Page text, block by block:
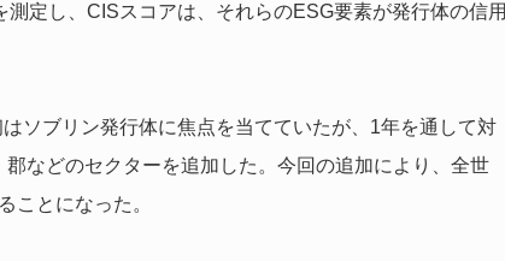
定し、CISスコアは、それらのESG要素が発行体の信用
ソブリン発行体に焦点を当てていたが、1年を通して対
などのセクターを追加した。今回の追加により、全世
ことになった。